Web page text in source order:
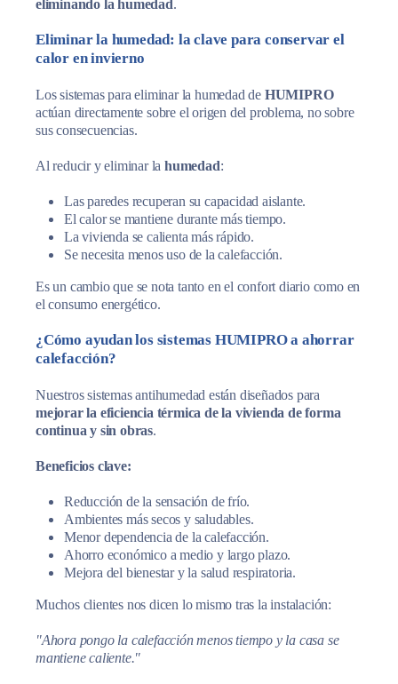
eliminando la humedad.
Eliminar la humedad: la clave para conservar el
calor en invierno
Los sistemas para eliminar la humedad de HUMIPRO
actúan directamente sobre el origen del problema, no sobre
sus consecuencias.
Al reducir y eliminar la humedad:
Las paredes recuperan su capacidad aislante.
El calor se mantiene durante más tiempo.
La vivienda se calienta más rápido.
Se necesita menos uso de la calefacción.
Es un cambio que se nota tanto en el confort diario como en
el consumo energético.
¿Cómo ayudan los sistemas HUMIPRO a ahorrar
calefacción?
Nuestros sistemas antihumedad están diseñados para
mejorar la eficiencia térmica de la vivienda de forma
continua y sin obras.
Beneficios clave:
Reducción de la sensación de frío.
Ambientes más secos y saludables.
Menor dependencia de la calefacción.
Ahorro económico a medio y largo plazo.
Mejora del bienestar y la salud respiratoria.
Muchos clientes nos dicen lo mismo tras la instalación:
"Ahora pongo la calefacción menos tiempo y la casa se
mantiene caliente."